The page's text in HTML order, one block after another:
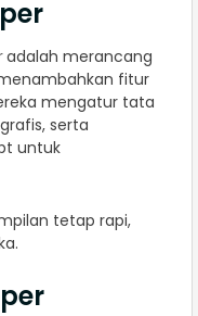
adalah merancang
fitur
mengatur tata
serta
untuk
tetap rapi,